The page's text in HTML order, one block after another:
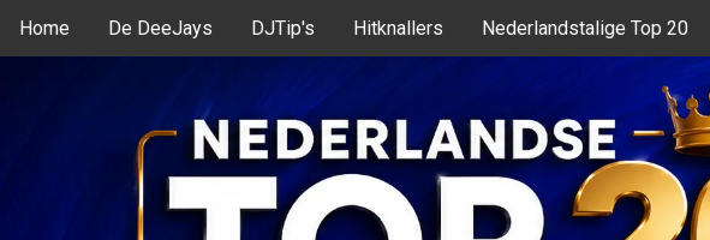
Home De DeeJays DJTip's Hitknallers Nederlandstalige Top 20